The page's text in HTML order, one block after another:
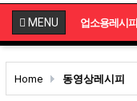
MENU 업소용레시피
Home 동영상레시피